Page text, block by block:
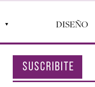
DISEÑO
SUSCRIBITE